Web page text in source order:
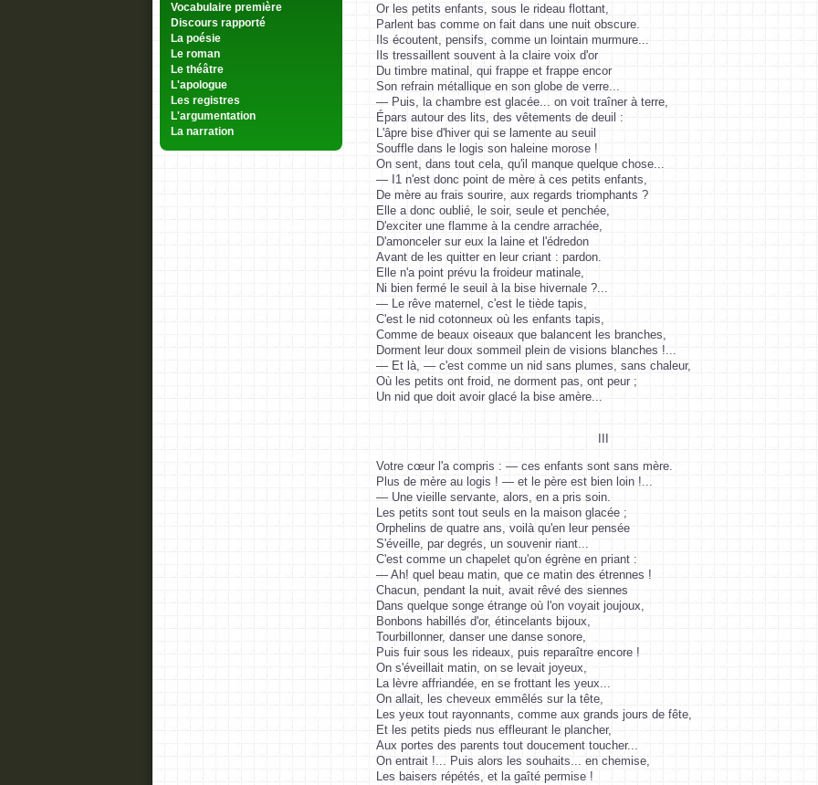
Vocabulaire première
Discours rapporté
La poésie
Le roman
Le théâtre
L'apologue
Les registres
L'argumentation
La narration
Or les petits enfants, sous le rideau flottant,
Parlent bas comme on fait dans une nuit obscure.
Ils écoutent, pensifs, comme un lointain murmure...
Ils tressaillent souvent à la claire voix d'or
Du timbre matinal, qui frappe et frappe encor
Son refrain métallique en son globe de verre...
— Puis, la chambre est glacée... on voit traîner à terre,
Épars autour des lits, des vêtements de deuil :
L'âpre bise d'hiver qui se lamente au seuil
Souffle dans le logis son haleine morose !
On sent, dans tout cela, qu'il manque quelque chose...
— I1 n'est donc point de mère à ces petits enfants,
De mère au frais sourire, aux regards triomphants ?
Elle a donc oublié, le soir, seule et penchée,
D'exciter une flamme à la cendre arrachée,
D'amonceler sur eux la laine et l'édredon
Avant de les quitter en leur criant : pardon.
Elle n'a point prévu la froideur matinale,
Ni bien fermé le seuil à la bise hivernale ?...
— Le rêve maternel, c'est le tiède tapis,
C'est le nid cotonneux où les enfants tapis,
Comme de beaux oiseaux que balancent les branches,
Dorment leur doux sommeil plein de visions blanches !...
— Et là, — c'est comme un nid sans plumes, sans chaleur,
Où les petits ont froid, ne dorment pas, ont peur ;
Un nid que doit avoir glacé la bise amère...
Votre cœur l'a compris : — ces enfants sont sans mère.
Plus de mère au logis ! — et le père est bien loin !...
— Une vieille servante, alors, en a pris soin.
Les petits sont tout seuls en la maison glacée ;
Orphelins de quatre ans, voilà qu'en leur pensée
S'éveille, par degrés, un souvenir riant...
C'est comme un chapelet qu'on égrène en priant :
— Ah! quel beau matin, que ce matin des étrennes !
Chacun, pendant la nuit, avait rêvé des siennes
Dans quelque songe étrange où l'on voyait joujoux,
Bonbons habillés d'or, étincelants bijoux,
Tourbillonner, danser une danse sonore,
Puis fuir sous les rideaux, puis reparaître encore !
On s'éveillait matin, on se levait joyeux,
La lèvre affriandée, en se frottant les yeux...
On allait, les cheveux emmêlés sur la tête,
Les yeux tout rayonnants, comme aux grands jours de fête,
Et les petits pieds nus effleurant le plancher,
Aux portes des parents tout doucement toucher...
On entrait !... Puis alors les souhaits... en chemise,
Les baisers répétés, et la gaîté permise !